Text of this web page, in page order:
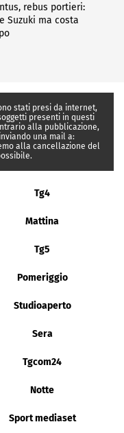
rebus portieri:
Suzuki ma costa
stati presi da internet,
presenti in questi
alla pubblicazione,
una mail a:
alla cancellazione del
Tg4
Mattina
Tg5
Pomeriggio
Studioaperto
Sera
Tgcom24
Notte
Sport mediaset